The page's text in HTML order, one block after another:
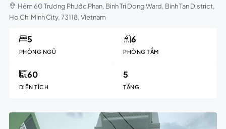
Hẻm 60 Trương Phước Phan, Binh Tri Dong Ward, Binh Tan District,
Ho Chi Minh City, 73118, Vietnam
PHÒNG NGỦ
5
PHÒNG TẮM
6
DIỆN TÍCH
60
TẦNG
5